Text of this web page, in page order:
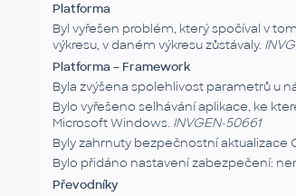
Platforma
Byl vyřešen problém, který spočíval v
výkresu, v daném výkresu zůstávaly.
Platforma – Framework
Byla zvýšena spolehlivost parametrů u
Bylo vyřešeno selhávání aplikace, ke
Microsoft Windows. INVGEN-50661
Byly zahrnuty bezpečnostní aktualizace
Bylo přidáno nastavení zabezpečení:
Převodníky